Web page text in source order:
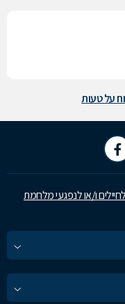
על טעות
ו/או לנפגעי מלחמת